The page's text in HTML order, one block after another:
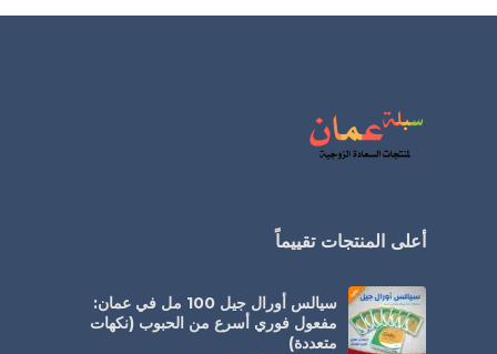
أعلى المنتجات تقييماً
سيالس أورال جيل 100 مل في عمان:
مفعول فوري أسرع من الحبوب (نكهات
متعددة)